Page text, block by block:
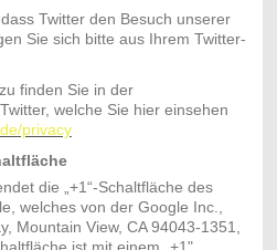
Twitter den Besuch unserer
Sie sich bitte aus Ihrem Twitter-
finden Sie in der
welche Sie hier einsehen
privacy
die „+1“-Schaltfläche des
welches von der Google Inc.,
Mountain View, CA 94043-1351,
ist mit einem „+1"